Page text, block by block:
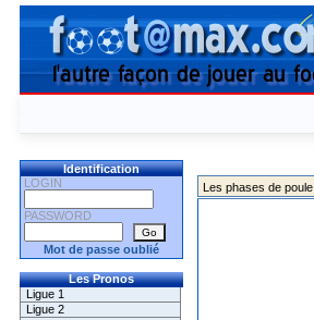
Identification
LOGIN
PASSWORD
Mot de passe oublié
Les Pronos
Ligue 1
Ligue 2
Les phases de poule